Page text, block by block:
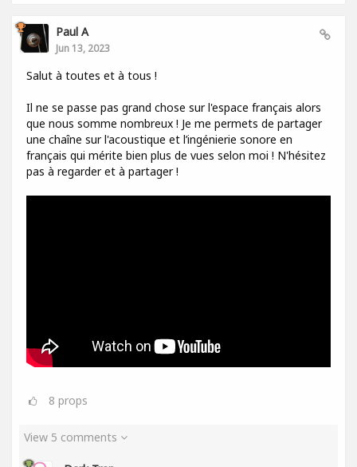
Paul A
Jun 13, 2023
Salut à toutes et à tous !
Il ne se passe pas grand chose sur l'espace français alors
que nous somme nombreux ! Je me permets de partager
une chaîne sur l'acoustique et l’ingénierie sonore en
français qui mérite bien plus de vues selon moi ! N'hésitez
pas à regarder et à partager !
8 props
View 5 comments